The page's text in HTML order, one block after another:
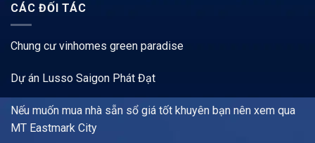
CÁC ĐỐI TÁC
Chung cư vinhomes green paradise
Dự án Lusso Saigon Phát Đạt
Nếu muốn mua nhà sẵn sổ giá tốt khuyên bạn nên xem qua
MT Eastmark City